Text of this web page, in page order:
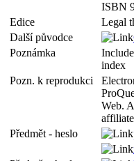
ISBN
Edice
Legal
Další původce
Poznámka
index
Pozn. k reprodukci
Web.
Předmět - heslo